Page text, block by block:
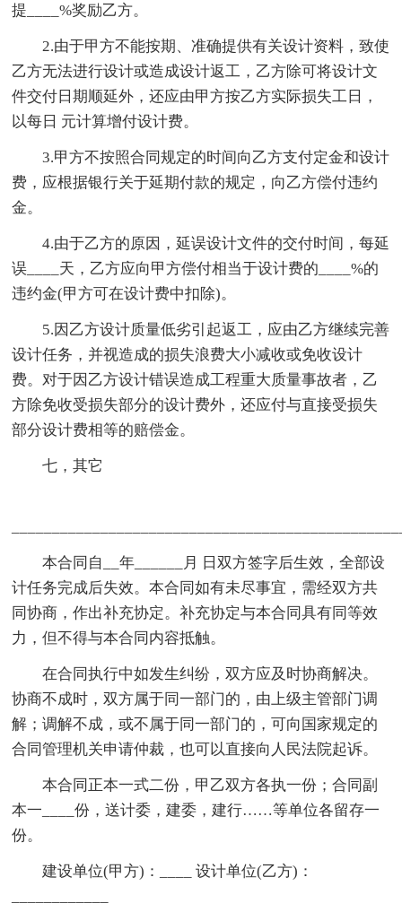
提____%奖励乙方。
2.由于甲方不能按期、准确提供有关设计资料，致使
乙方无法进行设计或造成设计返工，乙方除可将设计文
件交付日期顺延外，还应由甲方按乙方实际损失工日，
以每日 元计算增付设计费。
3.甲方不按照合同规定的时间向乙方支付定金和设计
费，应根据银行关于延期付款的规定，向乙方偿付违约
金。
4.由于乙方的原因，延误设计文件的交付时间，每延
误____天，乙方应向甲方偿付相当于设计费的____%的
违约金(甲方可在设计费中扣除)。
5.因乙方设计质量低劣引起返工，应由乙方继续完善
设计任务，并视造成的损失浪费大小减收或免收设计
费。对于因乙方设计错误造成工程重大质量事故者，乙
方除免收受损失部分的设计费外，还应付与直接受损失
部分设计费相等的赔偿金。
七，其它
本合同自__年______月 日双方签字后生效，全部设
计任务完成后失效。本合同如有未尽事宜，需经双方共
同协商，作出补充协定。补充协定与本合同具有同等效
力，但不得与本合同内容抵触。
在合同执行中如发生纠纷，双方应及时协商解决。
协商不成时，双方属于同一部门的，由上级主管部门调
解；调解不成，或不属于同一部门的，可向国家规定的
合同管理机关申请仲裁，也可以直接向人民法院起诉。
本合同正本一式二份，甲乙双方各执一份；合同副
本一____份，送计委，建委，建行……等单位各留存一
份。
建设单位(甲方)：____ 设计单位(乙方)：